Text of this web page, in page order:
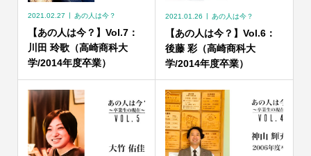
2021.02.27 あの人は今？
【あの人は今？】Vol.7：
川田 玲歌（高崎商科大
学/2014年度卒業）
2021.01.26 あの人は今？
【あの人は今？】Vol.6：
後藤 彩（高崎商科大
学/2014年度卒業）